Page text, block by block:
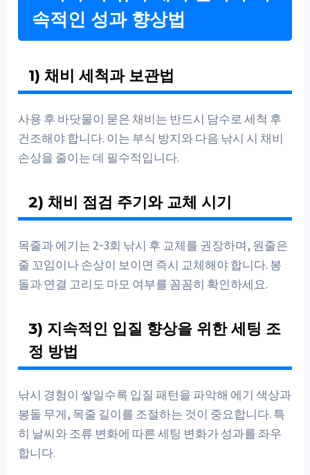
속적인 성과 향상법
1) 채비 세척과 보관법
사용 후 바닷물이 묻은 채비는 반드시 담수로 세척 후
건조해야 합니다. 이는 부식 방지와 다음 낚시 시 채비
손상을 줄이는 데 필수적입니다.
2) 채비 점검 주기와 교체 시기
목줄과 에기는 2~3회 낚시 후 교체를 권장하며, 원줄은
줄 꼬임이나 손상이 보이면 즉시 교체해야 합니다. 봉
돌과 연결 고리도 마모 여부를 꼼꼼히 확인하세요.
3) 지속적인 입질 향상을 위한 세팅 조
정 방법
낚시 경험이 쌓일수록 입질 패턴을 파악해 에기 색상과
봉돌 무게, 목줄 길이를 조절하는 것이 중요합니다. 특
히 날씨와 조류 변화에 따른 세팅 변화가 성과를 좌우
합니다.